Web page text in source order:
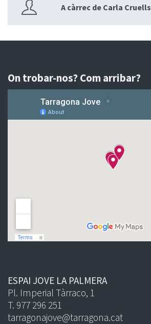
A càrrec de Carla Cruells
On trobar-nos? Com arribar?
ESPAI JOVE LA PALMERA
Pl. Imperial Tàrraco, 1
T. 977 296 251
tarragonajove@tarragona.cat